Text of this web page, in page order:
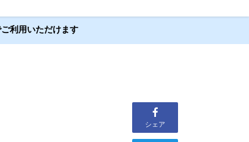
利用いただけます
シェア